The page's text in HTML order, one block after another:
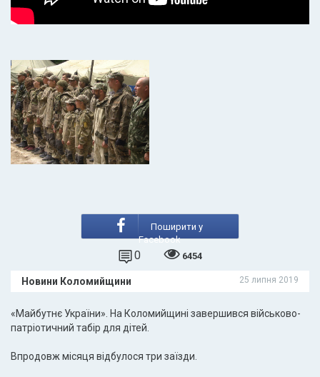
Поширити у
Facebook
0 6454
Новини Коломийщини 25 липня 2019
«Майбутнє України». На Коломийщині завершився військово-
патріотичний табір для дітей.
Впродовж місяця відбулося три заїзди.